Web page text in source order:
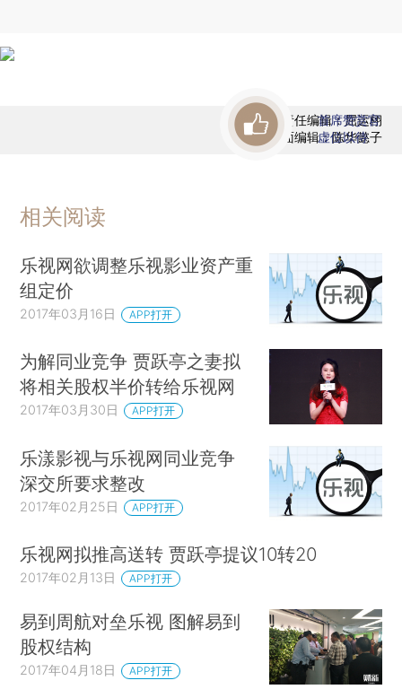
责任编辑：屈运栩
版面编辑：陈华懿子
首席赞赏官
虚位以待
相关阅读
乐视网欲调整乐视影业资产重
组定价
2017年03月16日 APP打开
为解同业竞争 贾跃亭之妻拟
将相关股权半价转给乐视网
2017年03月30日 APP打开
乐漾影视与乐视网同业竞争
深交所要求整改
2017年02月25日 APP打开
乐视网拟推高送转 贾跃亭提议10转20
2017年02月13日 APP打开
易到周航对垒乐视 图解易到
股权结构
2017年04月18日 APP打开